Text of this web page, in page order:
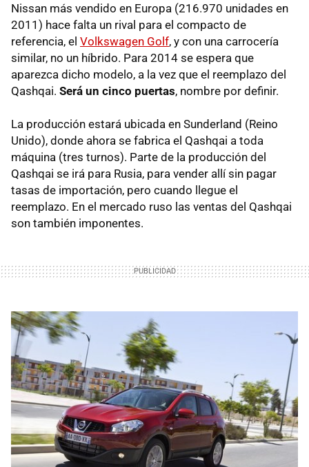
Nissan más vendido en Europa (216.970 unidades en
2011) hace falta un rival para el compacto de
referencia, el Volkswagen Golf, y con una carrocería
similar, no un híbrido. Para 2014 se espera que
aparezca dicho modelo, a la vez que el reemplazo del
Qashqai. Será un cinco puertas, nombre por definir.
La producción estará ubicada en Sunderland (Reino
Unido), donde ahora se fabrica el Qashqai a toda
máquina (tres turnos). Parte de la producción del
Qashqai se irá para Rusia, para vender allí sin pagar
tasas de importación, pero cuando llegue el
reemplazo. En el mercado ruso las ventas del Qashqai
son también imponentes.